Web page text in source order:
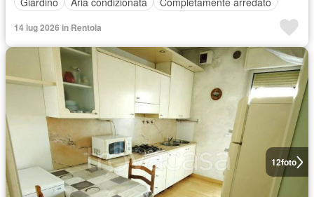
14 lug 2026 in Rentola
12foto